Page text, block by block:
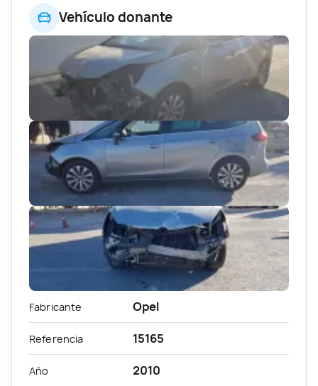
Vehículo donante
Fabricante Opel
Referencia 15165
Año 2010